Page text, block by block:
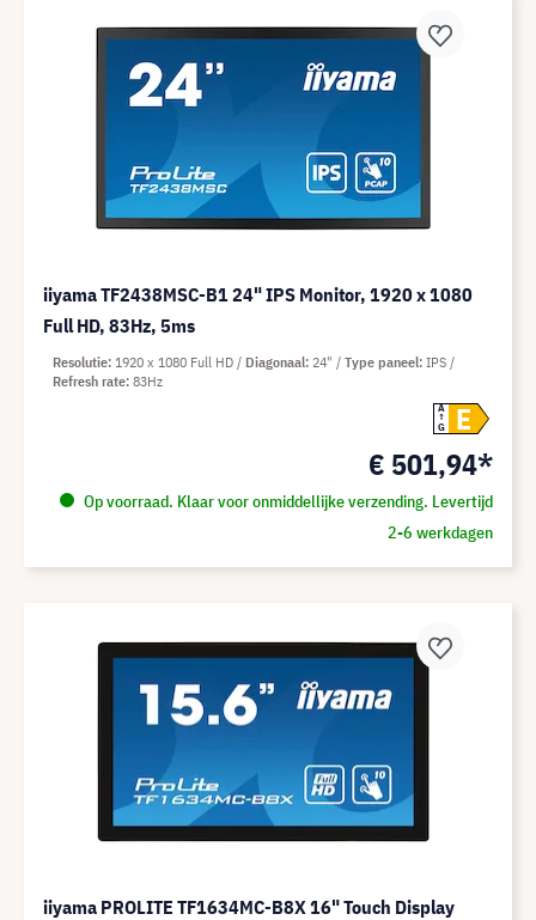
iiyama TF2438MSC-B1 24" IPS Monitor, 1920 x 1080
Full HD, 83Hz, 5ms
A
G
E
€ 501,94*
Op voorraad. Klaar voor onmiddellijke verzending. Levertijd
2-6 werkdagen
Resolutie 1920 x 1080 Full HD Diagonaal 24" Type paneel IPS
Refresh rate 83Hz
iiyama PROLITE TF1634MC-B8X 16" Touch Display